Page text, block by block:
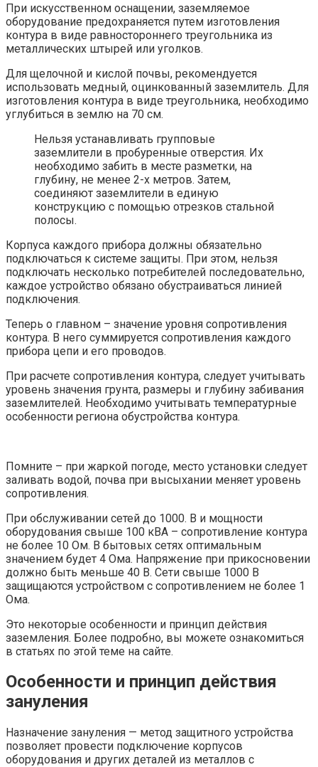
При искусственном оснащении, заземляемое
оборудование предохраняется путем изготовления
контура в виде равностороннего треугольника из
металлических штырей или уголков.
Для щелочной и кислой почвы, рекомендуется
использовать медный, оцинкованный заземлитель. Для
изготовления контура в виде треугольника, необходимо
углубиться в землю на 70 см.
Нельзя устанавливать групповые
заземлители в пробуренные отверстия. Их
необходимо забить в месте разметки, на
глубину, не менее 2-х метров. Затем,
соединяют заземлители в единую
конструкцию с помощью отрезков стальной
полосы.
Корпуса каждого прибора должны обязательно
подключаться к системе защиты. При этом, нельзя
подключать несколько потребителей последовательно,
каждое устройство обязано обустраиваться линией
подключения.
Теперь о главном – значение уровня сопротивления
контура. В него суммируется сопротивления каждого
прибора цепи и его проводов.
При расчете сопротивления контура, следует учитывать
уровень значения грунта, размеры и глубину забивания
заземлителей. Необходимо учитывать температурные
особенности региона обустройства контура.
Помните – при жаркой погоде, место установки следует
заливать водой, почва при высыхании меняет уровень
сопротивления.
При обслуживании сетей до 1000. В и мощности
оборудования свыше 100 кВА – сопротивление контура
не более 10 Ом. В бытовых сетях оптимальным
значением будет 4 Ома. Напряжение при прикосновении
должно быть меньше 40 В. Сети свыше 1000 В
защищаются устройством с сопротивлением не более 1
Ома.
Это некоторые особенности и принцип действия
заземления. Более подробно, вы можете ознакомиться
в статьях по этой теме на сайте.
Особенности и принцип действия
зануления
Назначение зануления — метод защитного устройства
позволяет провести подключение корпусов
оборудования и других деталей из металлов с